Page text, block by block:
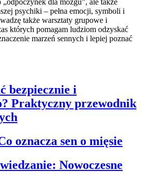
psychiki – pełna emocji, symboli i
także warsztaty grupowe i
których pomagam ludziom odzyskać
marzeń sennych i lepiej poznać
bezpiecznie i
Praktyczny przewodnik
oznacza sen o mięsie
Nowoczesne